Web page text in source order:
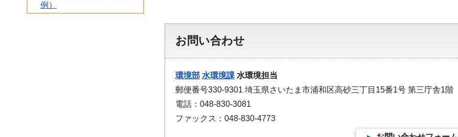
例）
お問い合わせ
環境部 水環境課 水環境担当
郵便番号330-9301 埼玉県さいたま市浦和区高砂三丁目15番1号 第三庁舎1階
電話：048-830-3081
ファックス：048-830-4773